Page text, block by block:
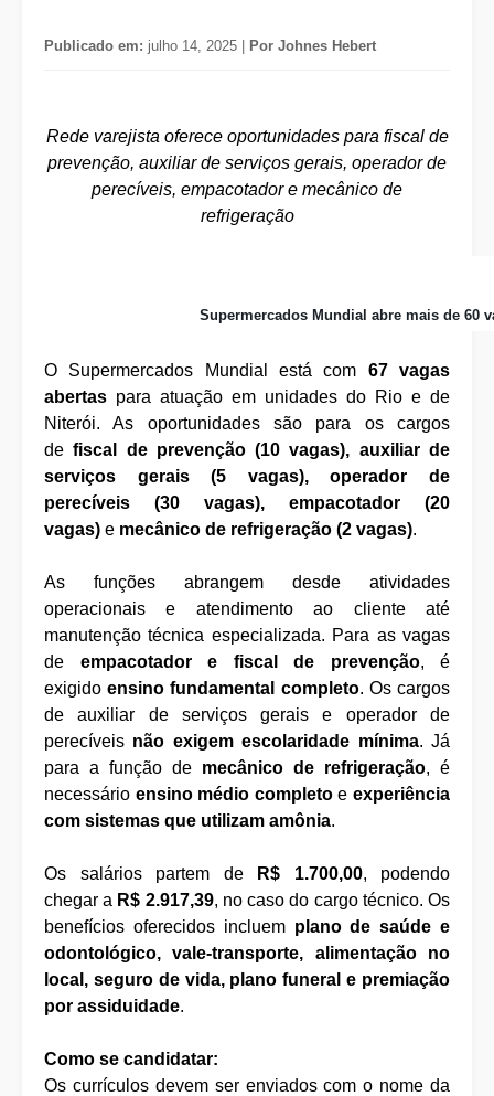
Publicado em: julho 14, 2025 | Por Johnes Hebert
Rede varejista oferece oportunidades para fiscal de
prevenção, auxiliar de serviços gerais, operador de
perecíveis, empacotador e mecânico de
refrigeração
Supermercados Mundial abre mais de 60
O Supermercados Mundial está com 67 vagas
abertas para atuação em unidades do Rio e de
Niterói. As oportunidades são para os cargos
defiscal de prevenção (10 vagas), auxiliar de
serviços gerais (5 vagas), operador de
perecíveis (30 vagas), empacotador (20
vagas) e mecânico de refrigeração (2 vagas).
As funções abrangem desde atividades
operacionais e atendimento ao cliente até
manutenção técnica especializada. Para as vagas
de empacotador e fiscal de prevenção, é
exigidoensino fundamental completo. Os cargos
de auxiliar de serviços gerais e operador de
perecíveis não exigem escolaridade mínima. Já
para a função de mecânico de refrigeração, é
necessário ensino médio completoeexperiência
com sistemas que utilizam amônia.
Os salários partem de R$ 1.700,00, podendo
chegar a R$ 2.917,39, no caso do cargo técnico. Os
benefícios oferecidos incluem plano de saúde e
odontológico, vale-transporte, alimentação no
local, seguro de vida, plano funeral e premiação
por assiduidade.
Como se candidatar:
Os currículos devem ser enviados com o nome da